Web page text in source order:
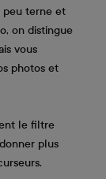
peu terne et
on distingue
vous
photos et
le filtre
plus